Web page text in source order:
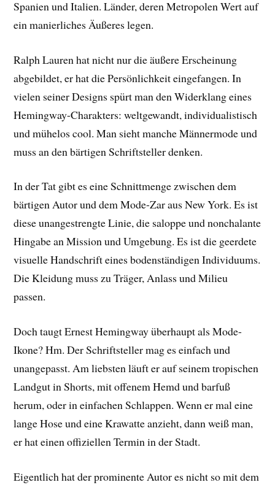
Spanien und Italien. Länder, deren Metropolen Wert auf
ein manierliches Äußeres legen.
Ralph Lauren hat nicht nur die äußere Erscheinung
abgebildet, er hat die Persönlichkeit eingefangen. In
vielen seiner Designs spürt man den Widerklang eines
Hemingway-Charakters: weltgewandt, individualistisch
und mühelos cool. Man sieht manche Männermode und
muss an den bärtigen Schriftsteller denken.
In der Tat gibt es eine Schnittmenge zwischen dem
bärtigen Autor und dem Mode-Zar aus New York. Es ist
diese unangestrengte Linie, die saloppe und nonchalante
Hingabe an Mission und Umgebung. Es ist die geerdete
visuelle Handschrift eines bodenständigen Individuums.
Die Kleidung muss zu Träger, Anlass und Milieu
passen.
Doch taugt Ernest Hemingway überhaupt als Mode-
Ikone? Hm. Der Schriftsteller mag es einfach und
unangepasst. Am liebsten läuft er auf seinem tropischen
Landgut in Shorts, mit offenem Hemd und barfuß
herum, oder in einfachen Schlappen. Wenn er mal eine
lange Hose und eine Krawatte anzieht, dann weiß man,
er hat einen offiziellen Termin in der Stadt.
Eigentlich hat der prominente Autor es nicht so mit dem